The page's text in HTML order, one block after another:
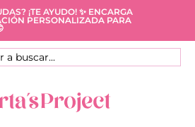
¡TE AYUDO! ✨ ENCARGA
PERSONALIZADA PARA